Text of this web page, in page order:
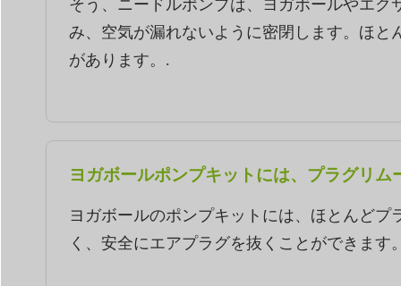
そう、ニードルポンプは、ヨガボールやエ
み、空気が漏れないように密閉します。ほ
があります。.
ヨガボールポンプキットには、プラグリ
ヨガボールのポンプキットには、ほとんど
く、安全にエアプラグを抜くことができます